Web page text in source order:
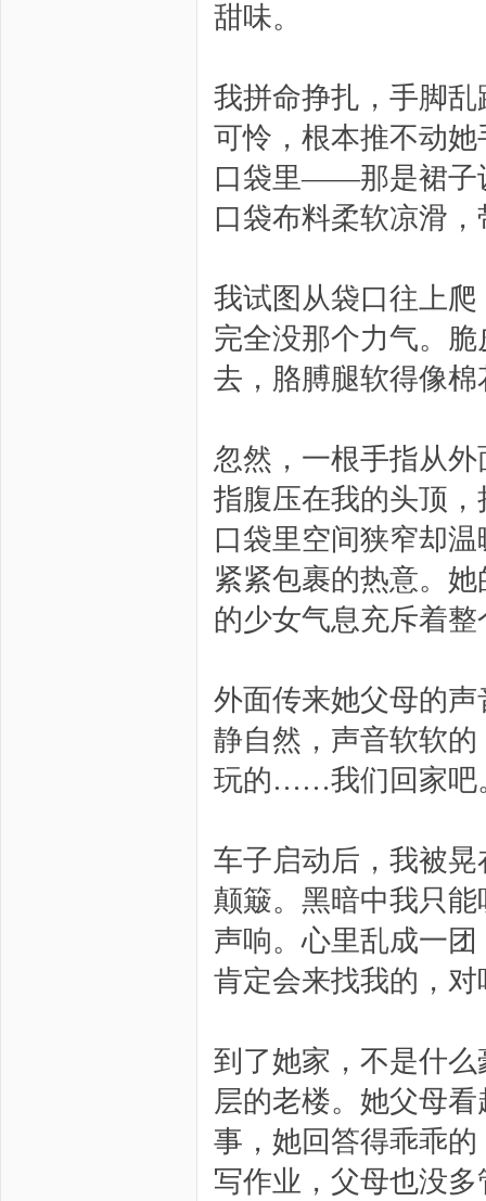
甜味。
我拼命挣扎，手脚
可怜，根本推不动
口袋里——那是裙子
口袋布料柔软凉滑
我试图从袋口往上
完全没那个力气。
去，胳膊腿软得像
忽然，一根手指从
指腹压在我的头顶
口袋里空间狭窄却
紧紧包裹的热意。
的少女气息充斥着
外面传来她父母的
静自然，声音软软
玩的……我们回家吧
车子启动后，我被
颠簸。黑暗中我只
声响。心里乱成一
肯定会来找我的，
到了她家，不是什
层的老楼。她父母
事，她回答得乖乖
写作业，父母也没